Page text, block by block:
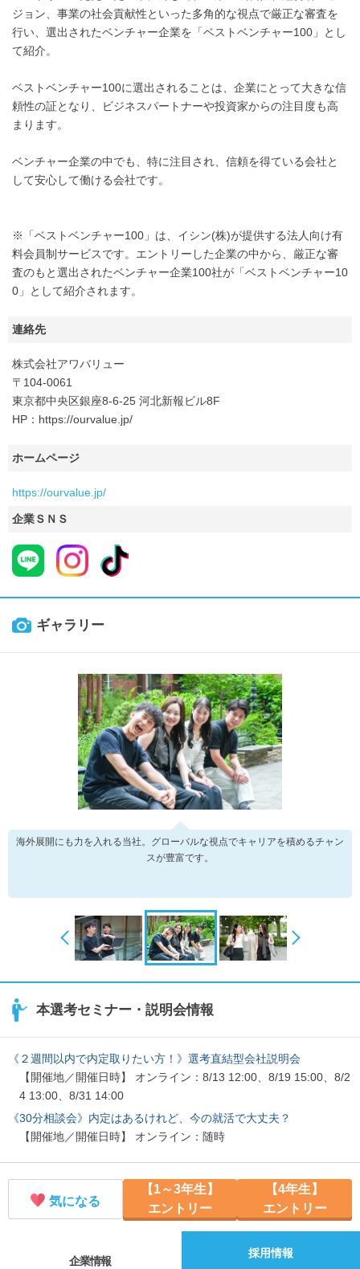
ジョン、事業の社会貢献性といった多角的な視点で厳正な審査を
行い、選出されたベンチャー企業を「ベストベンチャー100」とし
て紹介。
ベストベンチャー100に選出されることは、企業にとって大きな信
頼性の証となり、ビジネスパートナーや投資家からの注目度も高
まります。
ベンチャー企業の中でも、特に注目され、信頼を得ている会社と
して安心して働ける会社です。
※「ベストベンチャー100」は、イシン(株)が提供する法人向け有
料会員制サービスです。エントリーした企業の中から、厳正な審
査のもと選出されたベンチャー企業100社が「ベストベンチャー10
0」として紹介されます。
連絡先
株式会社アワバリュー
〒104-0061
東京都中央区銀座8-6-25 河北新報ビル8F
HP：https://ourvalue.jp/
ホームページ
https://ourvalue.jp/
企業ＳＮＳ
ギャラリー
海外展開にも力を入れる当社。グローバルな視点でキャリアを積めるチャン
スが豊富です。
本選考セミナー・説明会情報
《２週間以内で内定取りたい方！》選考直結型会社説明会
【開催地／開催日時】 オンライン：8/13 12:00、8/19 15:00、8/2
4 13:00、8/31 14:00
《30分相談会》内定はあるけれど、今の就活で大丈夫？
【開催地／開催日時】 オンライン：随時
気になる
【1～3年生】
エントリー
【4年生】
エントリー
企業情報
採用情報